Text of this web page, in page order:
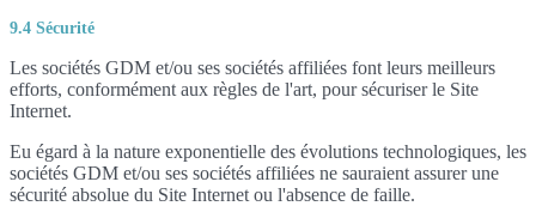
9.4 Sécurité
Les sociétés GDM et/ou ses sociétés affiliées font leurs meilleurs
efforts, conformément aux règles de l'art, pour sécuriser le Site
Internet.
Eu égard à la nature exponentielle des évolutions technologiques, les
sociétés GDM et/ou ses sociétés affiliées ne sauraient assurer une
sécurité absolue du Site Internet ou l'absence de faille.